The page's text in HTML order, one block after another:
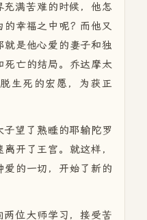
满苦难的时候，他怎
的幸福之中呢？而他又
就是他心爱的妻子和独
死亡的结局。乔达摩太
生死的宏愿，为获正
望了熟睡的耶输陀罗
开了王宫。就这样，
的一切，开始了新的
位大师学习，接受苦